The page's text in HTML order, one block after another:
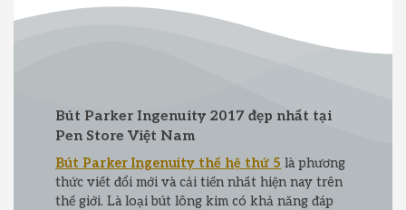
Bút Parker Ingenuity 2017 đẹp nhất tại
Pen Store Việt Nam
Bút Parker Ingenuity thế hệ thứ 5 là phương
thức viết đổi mới và cải tiến nhất hiện nay trên
thế giới. Là loại bút lông kim có khả năng đáp